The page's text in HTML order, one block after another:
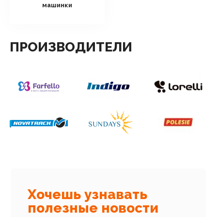
машинки
ПРОИЗВОДИТЕЛИ
Хочешь узнавать
полезные новости